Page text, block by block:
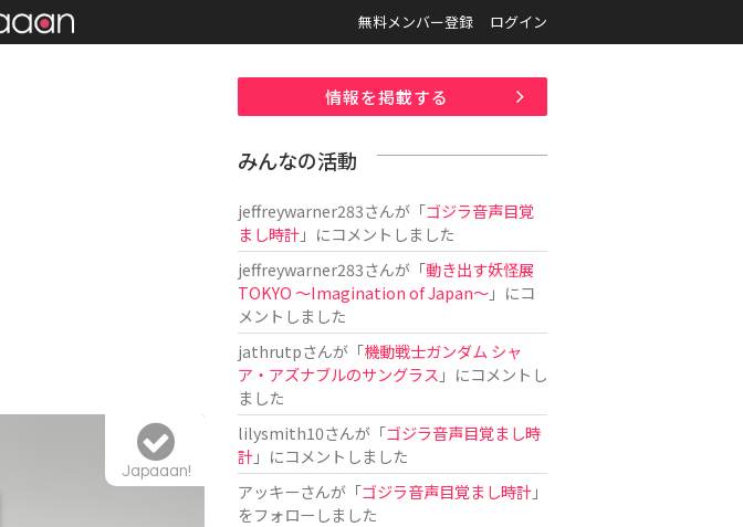
無料メンバー登録 ログイン
Japaaan!
情報を掲載する
みんなの活動
jeffreywarner283さんが「ゴジラ音声目覚
まし時計」にコメントしました
jeffreywarner283さんが「動き出す妖怪展
TOKYO 〜Imagination of Japan〜」にコ
メントしました
jathrutpさんが「機動戦士ガンダム シャ
ア・アズナブルのサングラス 」にコメントし
ました
lilysmith10さんが「ゴジラ音声目覚まし時
計」にコメントしました
アッキーさんが「ゴジラ音声目覚まし時計」
をフォローしました